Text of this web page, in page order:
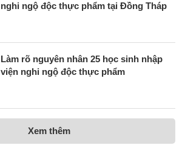
nghi ngộ độc thực phẩm tại Đồng Tháp
Làm rõ nguyên nhân 25 học sinh nhập
viện nghi ngộ độc thực phẩm
Xem thêm